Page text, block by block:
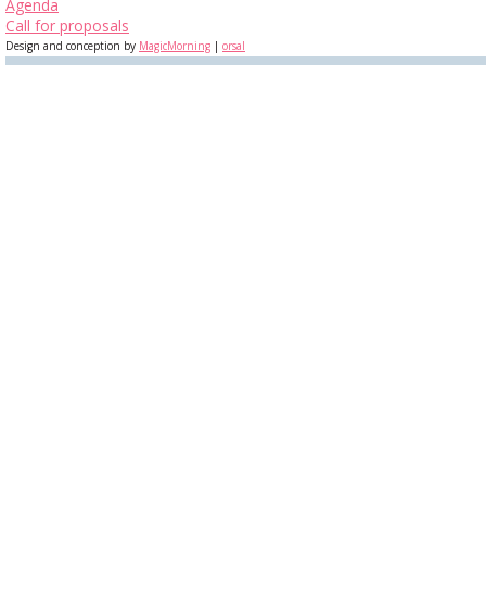
Agenda
Call for proposals
Design and conception by MagicMorning | orsal